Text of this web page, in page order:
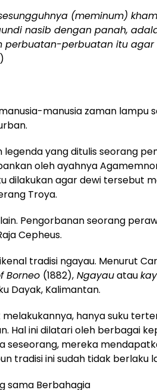
(meminum)
nasib dengan panah,
perbuatan-perbuatan itu
manusia zaman lampu
legenda yang ditulis seorang
oleh ayahnya
dilakukan agar dewi tersebut
Troya.
Pengorbanan seorang
Cepheus.
tradisi ngayau. Menurut
Borneo (1882), Ngayauatau
Dayak, Kalimantan.
melakukannya, hanya suku
Hal ini dilatari oleh berbagai
seseorang, mereka
tradisi ini sudah tidak berlaku
sama Berbahagia